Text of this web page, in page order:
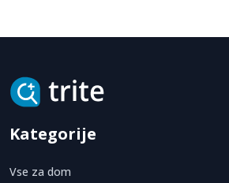
Kategorije
Vse za dom